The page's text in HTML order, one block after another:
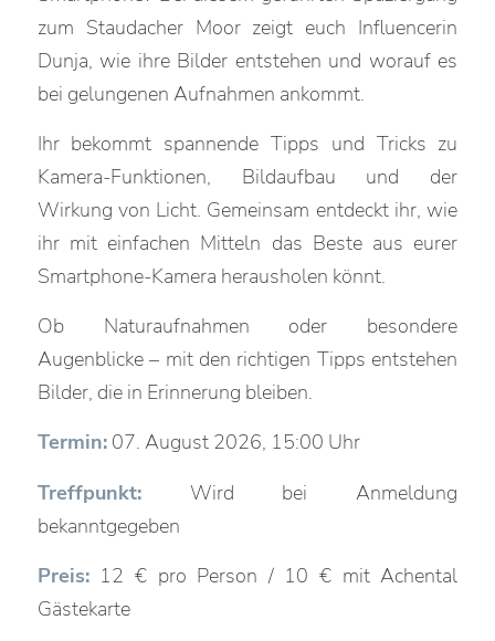
zum Staudacher Moor zeigt euch Influencerin
Dunja, wie ihre Bilder entstehen und worauf es
bei gelungenen Aufnahmen ankommt.
Ihr bekommt spannende Tipps und Tricks zu
Kamera-Funktionen, Bildaufbau und der
Wirkung von Licht. Gemeinsam entdeckt ihr, wie
ihr mit einfachen Mitteln das Beste aus eurer
Smartphone-Kamera herausholen könnt.
Ob Naturaufnahmen oder besondere
Augenblicke – mit den richtigen Tipps entstehen
Bilder, die in Erinnerung bleiben.
Termin:07. August 2026, 15:00 Uhr
Treffpunkt:Wird bei Anmeldung
bekanntgegeben
Preis:12 € pro Person / 10 € mit Achental
Gästekarte